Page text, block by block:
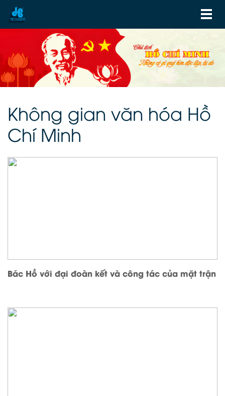
Không gian văn hóa Hồ
Chí Minh
Bác Hồ với đại đoàn kết và công tác của mặt trận